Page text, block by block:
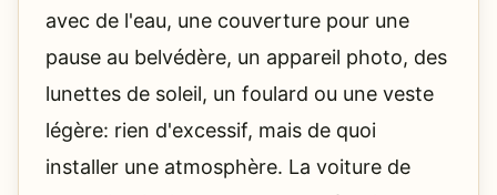
avec de l'eau, une couverture pour une
pause au belvédère, un appareil photo, des
lunettes de soleil, un foulard ou une veste
légère: rien d'excessif, mais de quoi
installer une atmosphère. La voiture de